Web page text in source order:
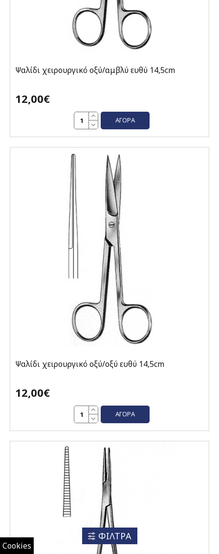
Cookies
Ψαλίδι χειρουργικό οξύ/αμβλύ ευθύ 14,5cm
12,00€
ΑΓΟΡΆ
Ψαλίδι χειρουργικό οξύ/οξύ ευθύ 14,5cm
12,00€
ΑΓΟΡΆ
ΦΙΛΤΡΑ